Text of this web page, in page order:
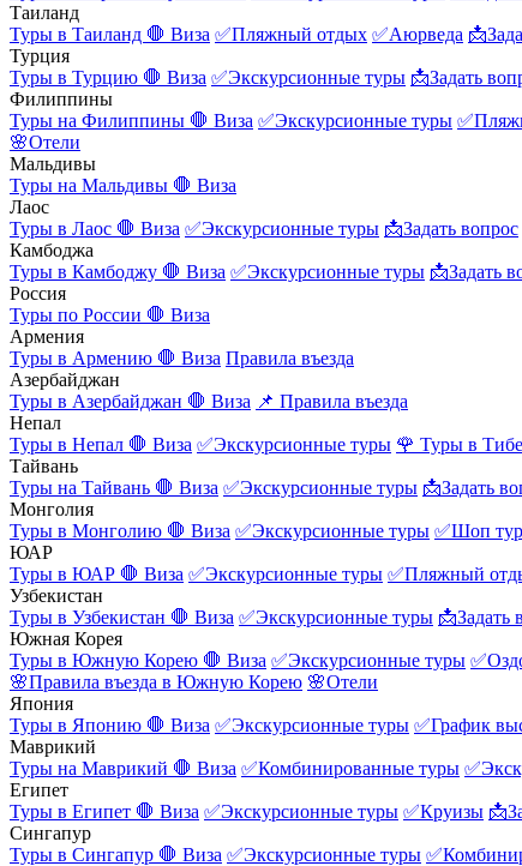
Таиланд
Туры в Таиланд 🛑 Виза ✅Пляжный отдых ✅Аюрведа
Турция
Туры в Турцию 🛑 Виза ✅Экскурсионные туры 📩Задать
Филиппины
Туры на Филиппины 🛑 Виза ✅Экскурсионные туры
🌸Отели
Мальдивы
Туры на Мальдивы 🛑 Виза
Лаос
Туры в Лаос 🛑 Виза ✅Экскурсионные туры 📩Задать вопрос
Камбоджа
Туры в Камбоджу 🛑 Виза ✅Экскурсионные туры 📩Задать
Россия
Туры по России 🛑 Виза
Армения
Туры в Армению 🛑 Виза Правила въезда
Азербайджан
Туры в Азербайджан 🛑 Виза 📌 Правила въезда
Непал
Туры в Непал 🛑 Виза ✅Экскурсионные туры 🌹 Туры в
Тайвань
Туры на Тайвань 🛑 Виза ✅Экскурсионные туры 📩Задать
Монголия
Туры в Монголию 🛑 Виза ✅Экскурсионные туры ✅Шоп
ЮАР
Туры в ЮАР 🛑 Виза ✅Экскурсионные туры ✅Пляжный
Узбекистан
Туры в Узбекистан 🛑 Виза ✅Экскурсионные туры 📩Задать
Южная Корея
Туры в Южную Корею 🛑 Виза ✅Экскурсионные туры
🌸Правила въезда в Южную Корею 🌸Отели
Япония
Туры в Японию 🛑 Виза ✅Экскурсионные туры ✅График
Маврикий
Туры на Маврикий 🛑 Виза ✅Комбинированные туры
Египет
Туры в Египет 🛑 Виза ✅Экскурсионные туры ✅Круизы
Сингапур
Туры в Сингапур 🛑 Виза ✅Экскурсионные туры